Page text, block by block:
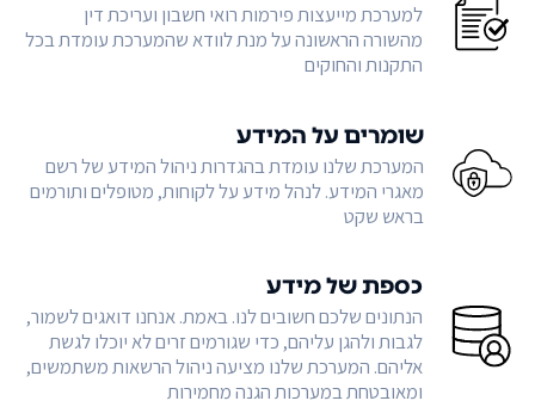
למערכת מייעצות פירמות רואי חשבון ועריכת דין
מהשורה הראשונה על מנת לוודא שהמערכת עומדת בכל
התקנות והחוקים
שומרים על המידע
המערכת שלנו עומדת בהגדרות ניהול המידע של רשם
מאגרי המידע. לנהל מידע על לקוחות, מטופלים ותורמים
בראש שקט
כספת של מידע
הנתונים שלכם חשובים לנו. באמת. אנחנו דואגים לשמור,
לגבות ולהגן עליהם, כדי שגורמים זרים לא יוכלו לגשת
אליהם. המערכת שלנו מציעה ניהול הרשאות משתמשים,
ומאובטחת במערכות הגנה מחמירות